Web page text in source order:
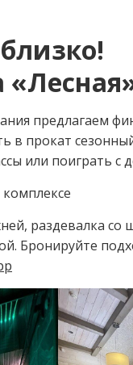
предлагаем
в прокат
или поиграть с
раздевалка со
Бронируйте